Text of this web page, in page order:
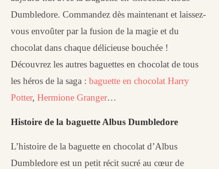
Dumbledore. Commandez dès maintenant et laissez-
vous envoûter par la fusion de la magie et du
chocolat dans chaque délicieuse bouchée !
Découvrez les autres baguettes en chocolat de tous
les héros de la saga :baguette en chocolat Harry
Potter,Hermione Granger…
Histoire de la baguette Albus Dumbledore
L’histoire de la baguette en chocolat d’Albus
Dumbledore est un petit récit sucré au cœur de